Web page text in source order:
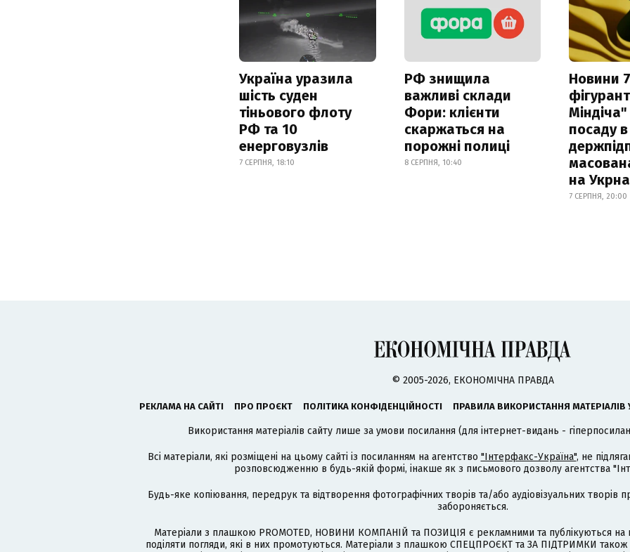
Україна уразила
шість суден
тіньового флоту
РФ та 10
енерговузлів
7 СЕРПНЯ, 18:10
РФ знищила
важливі склади
Фори: клієнти
скаржаться на
порожні полиці
8 СЕРПНЯ, 10:40
Новини
посаду в
на
7 СЕРПНЯ, 20:00
© 2005-2026, ЕКОНОМІЧНА ПРАВДА
РЕКЛАМА НА САЙТІ ПРО ПРОЄКТ ПОЛІТИКА КОНФІДЕНЦІЙНОСТІ ПРАВИЛА ВИКОРИСТАННЯ МАТЕРІАЛІВ
Використання матеріалів сайту лише за умови посилання (для інтернет-видань -
Всі матеріали, які розміщені на цьому сайті із посиланням на агентство "Інтерфакс-Україна", не
розповсюдженню в будь-якій формі, інакше як з письмового дозволу агентства
Будь-яке копіювання, передрук та відтворення фотографічних творів та/або аудіовізуальних
забороняється.
Матеріали з плашкою PROMOTED, НОВИНИ КОМПАНІЙ та ПОЗИЦІЯ є рекламними та публікуються на
поділяти погляди, які в них промотуються. Матеріали з плашкою СПЕЦПРОЄКТ та ЗА ПІДТРИМКИ